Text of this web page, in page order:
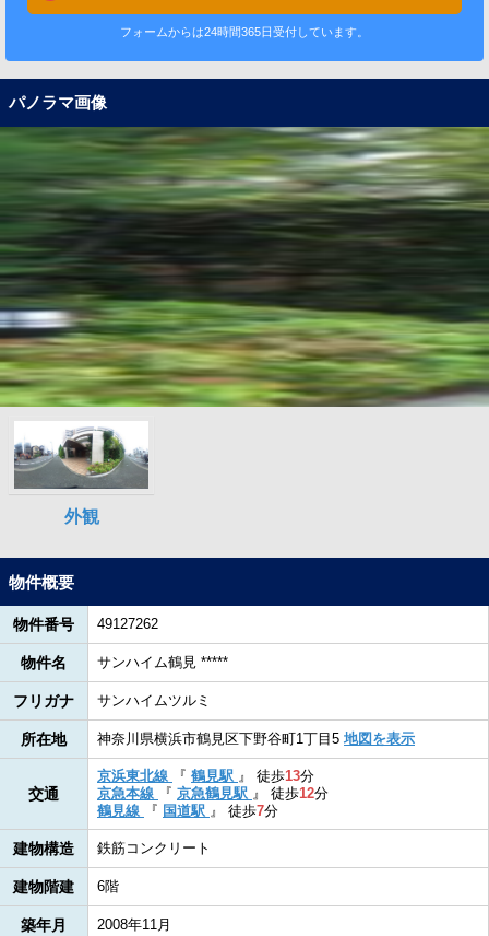
フォームからは24時間365日受付しています。
パノラマ画像
物件概要
物件番号 49127262
物件名 サンハイム鶴見 *****
フリガナ サンハイムツルミ
所在地 神奈川県横浜市鶴見区下野谷町1丁目5 地図を表示
交通
京浜東北線 『 鶴見駅 』 徒歩13分
京急本線
『 京急鶴見駅 』 徒歩12分
鶴見線
『 国道駅 』 徒歩7分
建物構造 鉄筋コンクリート
建物階建 6階
築年月 2008年11月